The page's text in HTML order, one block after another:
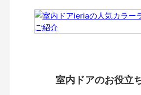
室内ドアのお役立